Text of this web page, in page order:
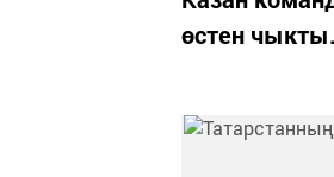
өстен чыкты.